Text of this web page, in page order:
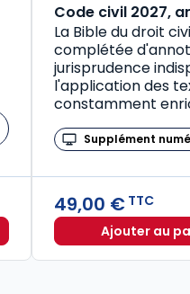
Code de la santé publique 2026, annoté
Mémento Fiscal 2026 à TTC
Code civil 2027,
La Bible du droit
complétée
jurisprudence
l'application des
constamment
Supplément
49,00 € TTC
Ajouter au